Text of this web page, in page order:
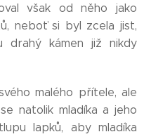
však od něho jako
neboť si byl zcela jist,
drahý kámen již nikdy
malého přítele, ale
natolik mladíka a jeho
lapků, aby mladíka